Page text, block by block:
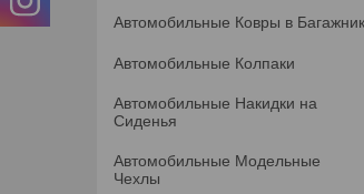
Автомобильные Ковры в Багажник
Автомобильные Колпаки
Автомобильные Накидки на
Сиденья
Автомобильные Модельные
Чехлы